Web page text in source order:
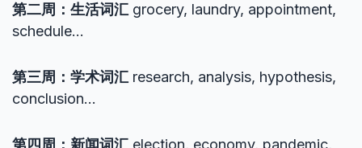
第二周：生活词汇 grocery, laundry, appointment,
schedule…
第三周：学术词汇 research, analysis, hypothesis,
conclusion…
第四周：新闻词汇 election, economy, pandemic,